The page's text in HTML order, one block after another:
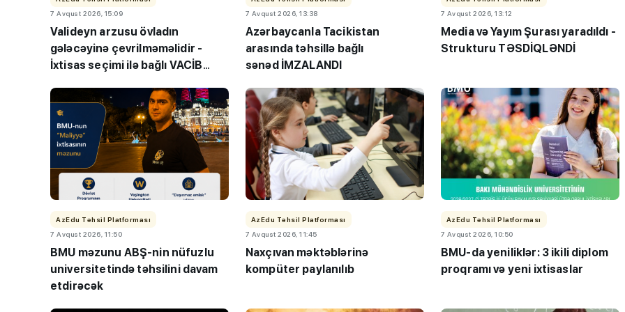
7 Avqust 2026, 15:09
Valideyn arzusu övladın
gələcəyinə çevrilməməlidir -
İxtisas seçimi ilə bağlı VACİB
7 Avqust 2026, 13:38
Azərbaycanla Tacikistan
arasında təhsillə bağlı
sənəd İMZALANDI
7 Avqust 2026, 13:12
Media və Yayım Şurası yaradıldı -
Strukturu TƏSDİQLƏNDİ
AzEdu Təhsil Platforması
7 Avqust 2026, 11:50
BMU məzunu ABŞ-nin nüfuzlu
universitetində təhsilini davam
etdirəcək
AzEdu Təhsil Platforması
7 Avqust 2026, 11:45
Naxçıvan məktəblərinə
kompüter paylanılıb
AzEdu Təhsil Platforması
7 Avqust 2026, 10:50
BMU-da yeniliklər: 3 ikili diplom
proqramı və yeni ixtisaslar
“Həftənin təhsil icmalı”- MİQ,
lisey seçimi, bağçalar və qəbul
imtahanları...
"Həftənin təhsil icmalı": Qəbul
marafonu başa çatdı,
müəllimlərin nəticələri dəyişdi...